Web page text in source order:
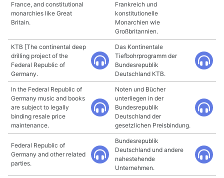
France, and constitutional
monarchies like Great
Britain.
Frankreich und
konstitutionelle
Monarchien wie
Großbritannien.
KTB [The continental deep
drilling project of the
Federal Republic of
Germany.
Das Kontinentale
Tiefbohrprogramm der
Bundesrepublik
Deutschland KTB.
In the Federal Republic of
Germany music and books
are subject to legally
binding resale price
maintenance.
Noten und Bücher
unterliegen in der
Bundesrepublik
Deutschland der
gesetzlichen Preisbindung.
Federal Republic of
Germany and other related
parties.
Bundesrepublik
Deutschland und andere
nahestehende
Unternehmen.